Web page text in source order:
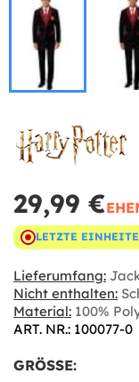
29,99 €
LETZTE
Lieferumfang:
Nicht enthalten:
Material: 100%
ART. NR.: 100077-0
GRÖSSE: